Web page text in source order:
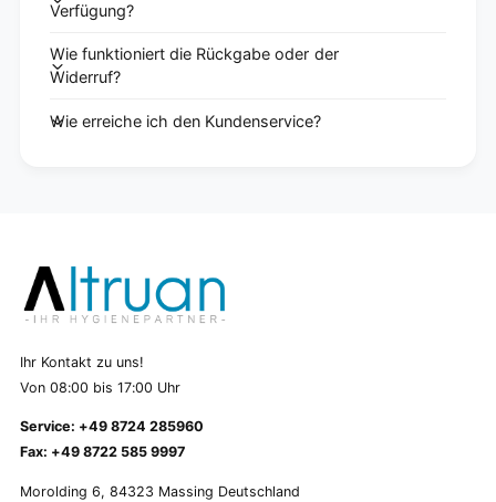
Verfügung?
Wie funktioniert die Rückgabe oder der
Widerruf?
Wie erreiche ich den Kundenservice?
Ihr Kontakt zu uns!
Von 08:00 bis 17:00 Uhr
Service: +49 8724 285960
Fax: +49 8722 585 9997
Morolding 6, 84323 Massing Deutschland